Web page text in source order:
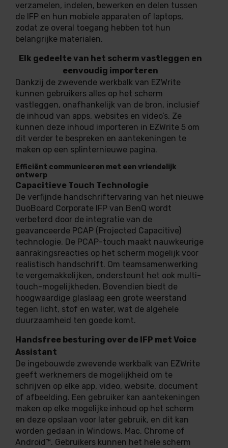
verzamelen, indelen, bewerken en delen tussen
de IFP en hun mobiele apparaten of laptops,
zodat ze overal toegang hebben tot hun
belangrijke materialen.
Elk gedeelte van het scherm vastleggen en
eenvoudig importeren
Dankzij de zwevende werkbalk van EZWrite
kunnen gebruikers alles op het scherm
vastleggen, onafhankelijk van de bron, inclusief
de inhoud van apps, websites en video’s. Ze
kunnen deze inhoud importeren in EZWrite 5 om
dit verder te bespreken en aantekeningen te
maken op een splinternieuwe pagina.
Efficiënt communiceren met een vriendelijk
ontwerp
Capacitieve Touch Technologie
De verfijnde handschriftervaring van het nieuwe
DuoBoard Corporate IFP van BenQ wordt
verbeterd door de integratie van de
geavanceerde PCAP (Projected Capacitive)
technologie. De PCAP-touch maakt nauwkeurige
aanrakingsreacties op het scherm mogelijk voor
realistisch handschrift. Om teamsamenwerking
te vergemakkelijken, ondersteunt het ook multi-
touch-mogelijkheden. Bovendien biedt de
hoogwaardige glaslaag een grote weerstand
tegen licht, stof en water, wat de algehele
duurzaamheid ten goede komt.
Handsfree besturing over de IFP met Voice
Assistant
De ingebouwde zwevende werkbalk van EZWrite
geeft werknemers de mogelijkheid om te
schrijven op elke app, video, website, document
of afbeelding. Een gebruiker kan aantekeningen
maken op elke mogelijke inhoud op het scherm
en deze opslaan voor later gebruik, en dit kan
worden gedaan in Windows, Mac, Chrome of
Android™. Gebruikers kunnen het hele scherm